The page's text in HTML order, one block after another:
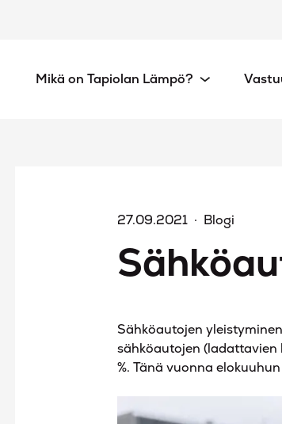
Mikä on Tapiolan Lämpö?
27.09.2021 Blogi
Sähköautojen
sähköautojen (ladattavien
%. Tänä vuonna